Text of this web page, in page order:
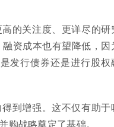
的关注度、更详尽的研
资成本也有望降低，因
发行债券还是进行股权
到增强。这不仅有助于
战略奠定了基础。